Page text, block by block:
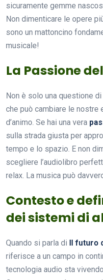
sicuramente gemme
Non dimenticare le opere
sono un mattoncino
musicale!
La Passione
Non è solo una questione
che può cambiare le
d’animo. Se hai una vera
sulla strada giusta per
tempo e lo spazio. E non
scegliere l’audiolibro
relax. La musica può
Contesto e
dei sistemi di
Quando si parla di Il futuro
riferisce a un campo in
tecnologia audio sta